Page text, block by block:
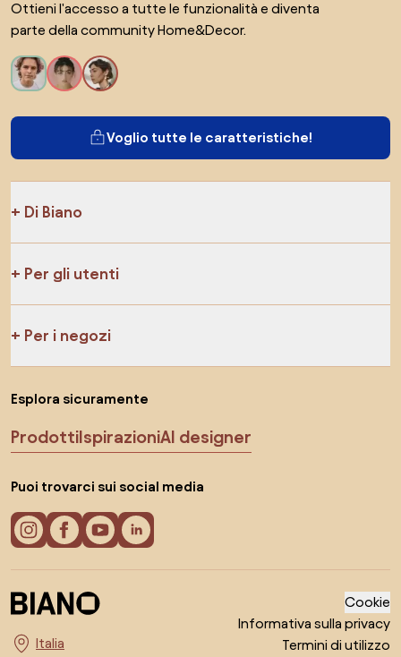
Ottieni l'accesso a tutte le funzionalità e diventa
parte della community Home&Decor.
Voglio tutte le caratteristiche!
Di Biano
Per gli utenti
Per i negozi
Esplora sicuramente
ProdottiIspirazioniAI designer
Puoi trovarci sui social media
Seleziona il paese
Cookie
Informativa sulla privacy
Termini di utilizzo